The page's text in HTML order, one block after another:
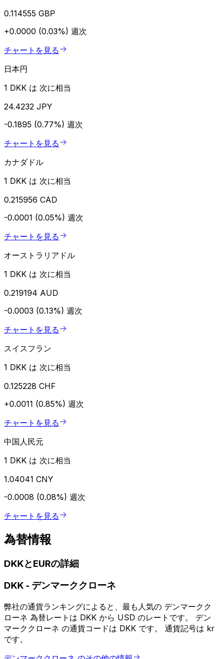
0.114555 GBP
+0.0000 (0.03%) 週次
チャートを見る
日本円
1 DKK は 次に相当
24.4232 JPY
-0.1895 (0.77%) 週次
チャートを見る
カナダドル
1 DKK は 次に相当
0.215956 CAD
-0.0001 (0.05%) 週次
チャートを見る
オーストラリアドル
1 DKK は 次に相当
0.219194 AUD
-0.0003 (0.13%) 週次
チャートを見る
スイスフラン
1 DKK は 次に相当
0.125228 CHF
+0.0011 (0.85%) 週次
チャートを見る
中国人民元
1 DKK は 次に相当
1.04041 CNY
-0.0008 (0.08%) 週次
チャートを見る
為替情報
DKKとEURの詳細
DKK - デンマーククローネ
弊社の通貨ランキングによると、最も人気の デンマークク
ローネ 為替レートは DKK から USD のレートです。 デン
マーククローネ の通貨コードは DKK です。 通貨記号は kr
です。